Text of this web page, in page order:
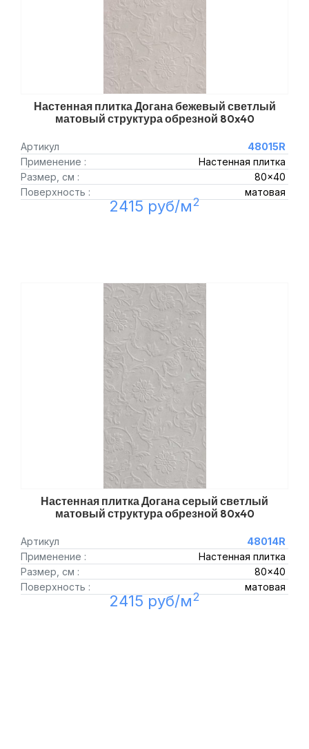
Настенная плитка Догана бежевый светлый
матовый структура обрезной 80x40
Артикул
48015R
Применение :
Настенная плитка
Размер, см :
80x40
Поверхность :
матовая
2415 руб/м2
Настенная плитка Догана серый светлый
матовый структура обрезной 80x40
Артикул
48014R
Применение :
Настенная плитка
Размер, см :
80x40
Поверхность :
матовая
2415 руб/м2